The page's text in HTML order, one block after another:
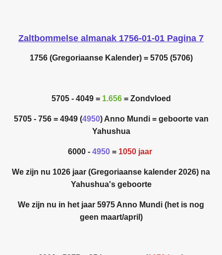
Zaltbommelse almanak 1756-01-01 Pagina 7
1756 (Gregoriaanse Kalender) = 5705 (5706)
5705 - 4049 = 1.656 = Zondvloed
5705 - 756 = 4949 (4950) Anno Mundi = geboorte van
Yahushua
6000 - 4950 = 1050 jaar
We zijn nu 1026 jaar (Gregoriaanse kalender 2026) na
Yahushua's geboorte
We zijn nu in het jaar 5975 Anno Mundi (het is nog
geen maart/april)